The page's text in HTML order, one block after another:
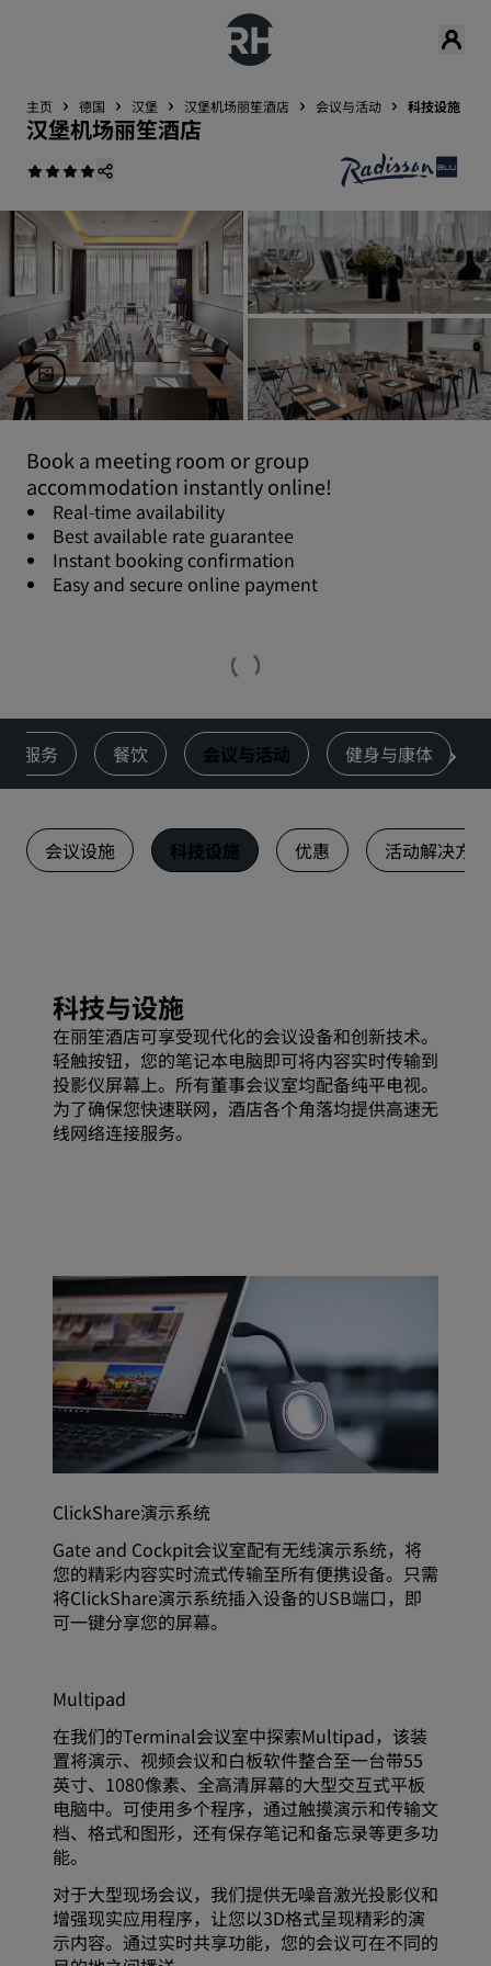
主页 德国 汉堡 汉堡机场丽笙酒店 会议与活动 科技设施
汉堡机场丽笙酒店
Book a meeting room or group
accommodation instantly online!
Real-time availability
Best available rate guarantee
Instant booking confirmation
Easy and secure online payment
服务 餐饮 会议与活动 健身与康体
会议设施 科技设施 优惠 活动解决方案
科技与设施
在丽笙酒店可享受现代化的会议设备和创新技术。
轻触按钮，您的笔记本电脑即可将内容实时传输到
投影仪屏幕上。所有董事会议室均配备纯平电视。
为了确保您快速联网，酒店各个角落均提供高速无
线网络连接服务。
ClickShare演示系统
Gate and Cockpit会议室配有无线演示系统，将
您的精彩内容实时流式传输至所有便携设备。只需
将ClickShare演示系统插入设备的USB端口，即
可一键分享您的屏幕。
Multipad
在我们的Terminal会议室中探索Multipad，该装
置将演示、视频会议和白板软件整合至一台带55
英寸、1080像素、全高清屏幕的大型交互式平板
电脑中。可使用多个程序，通过触摸演示和传输文
档、格式和图形，还有保存笔记和备忘录等更多功
能。
对于大型现场会议，我们提供无噪音激光投影仪和
增强现实应用程序，让您以3D格式呈现精彩的演
示内容。通过实时共享功能，您的会议可在不同的